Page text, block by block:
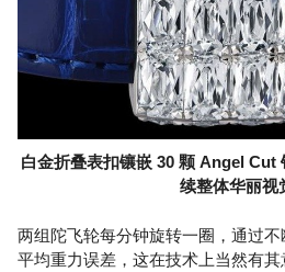
白金折叠表扣镶嵌 30 颗 Angel Cut
续整体华丽视
两组陀飞轮每分钟旋转一圈，通过
平均重力误差，这在技术上当然有其